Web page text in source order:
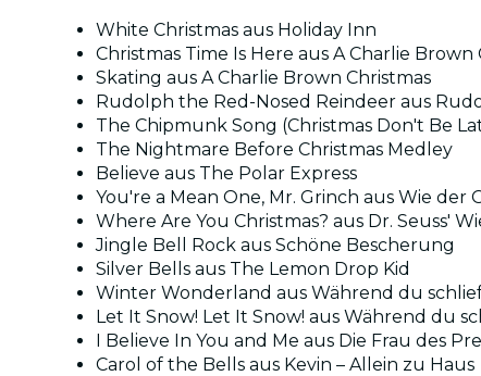
White Christmas aus Holiday Inn
Christmas Time Is Here aus A Charlie Brown
Skating aus A Charlie Brown Christmas
Rudolph the Red-Nosed Reindeer aus
The Chipmunk Song (Christmas Don't Be
The Nightmare Before Christmas Medley
Believe aus The Polar Express
You're a Mean One, Mr. Grinch aus Wie
Where Are You Christmas? aus Dr. Seuss'
Jingle Bell Rock aus Schöne Bescherung
Silver Bells aus The Lemon Drop Kid
Winter Wonderland aus Während du
Let It Snow! Let It Snow! aus Während du
I Believe In You and Me aus Die Frau des
Carol of the Bells aus Kevin – Allein zu Haus